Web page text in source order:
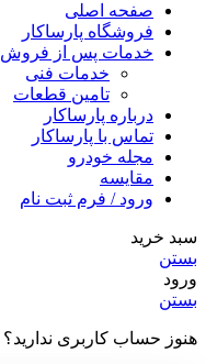
صفحه اصلی
فروشگاه پارساکار
خدمات پس از فروش
خدمات فنی
تامین قطعات
درباره پارساکار
تماس با پارساکار
مجله خودرو
مقایسه
ورود / فرم ثبت نام
سبد خرید
بستن
ورود
بستن
هنوز حساب کاربری ندارید؟